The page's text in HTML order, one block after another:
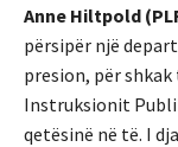
Anne Hiltpold
përsipër një
presion, për
Instruksionit
qetësinë në të. I